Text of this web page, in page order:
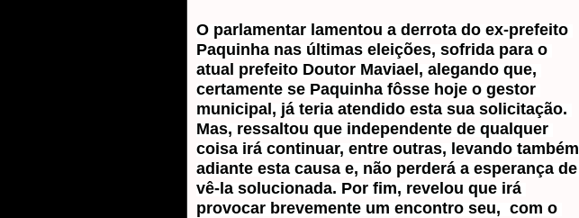
O parlamentar lamentou a derrota do ex-prefeito
Paquinha nas últimas eleições, sofrida para o
atual prefeito Doutor Maviael, alegando que,
certamente se Paquinha fôsse hoje o gestor
municipal, já teria atendido esta sua solicitação.
Mas, ressaltou que independente de qualquer
coisa irá continuar, entre outras, levando também
adiante esta causa e, não perderá a esperança de
vê-la solucionada. Por fim, revelou que irá
provocar brevemente um encontro seu,  com o